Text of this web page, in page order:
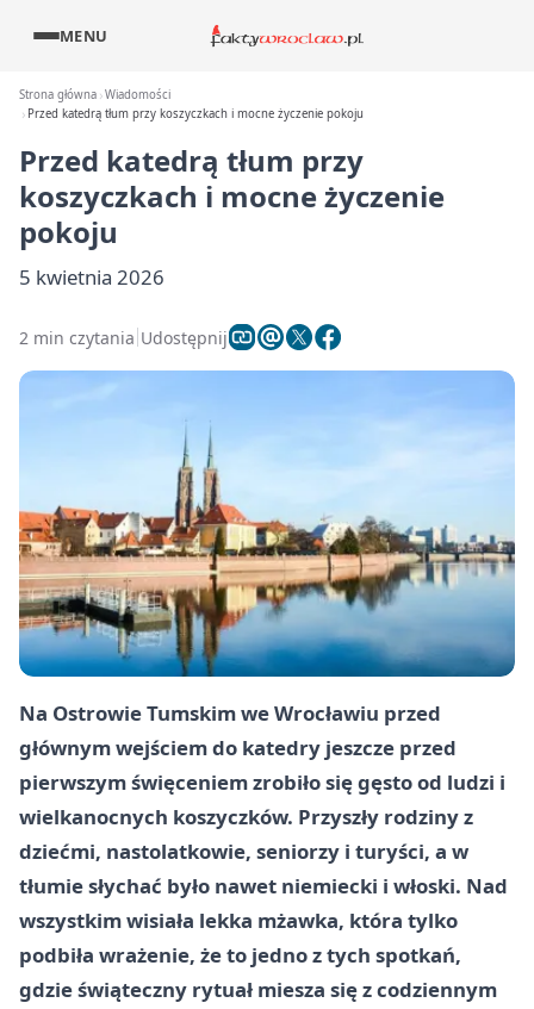
MENU
Strona główna Wiadomości
Przed katedrą tłum przy koszyczkach i mocne życzenie pokoju
Przed katedrą tłum przy
koszyczkach i mocne życzenie
pokoju
5 kwietnia 2026
2 min czytania Udostępnij
Na Ostrowie Tumskim we Wrocławiu przed
głównym wejściem do katedry jeszcze przed
pierwszym święceniem zrobiło się gęsto od ludzi i
wielkanocnych koszyczków. Przyszły rodziny z
dziećmi, nastolatkowie, seniorzy i turyści, a w
tłumie słychać było nawet niemiecki i włoski. Nad
wszystkim wisiała lekka mżawka, która tylko
podbiła wrażenie, że to jedno z tych spotkań,
gdzie świąteczny rytuał miesza się z codziennym